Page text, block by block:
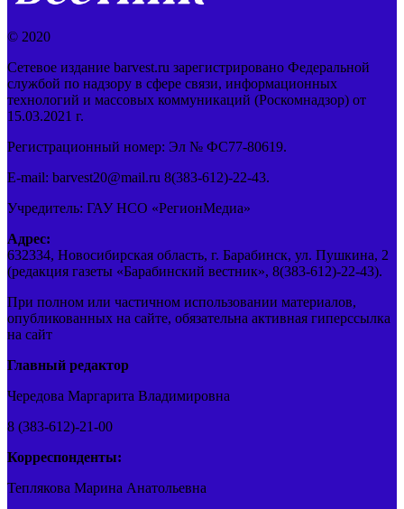
© 2020
Сетевое издание barvest.ru зарегистрировано Федеральной
службой по надзору в сфере связи, информационных
технологий и массовых коммуникаций (Роскомнадзор) от
15.03.2021 г.
Регистрационный номер: Эл № ФС77-80619.
E-mail: barvest20@mail.ru 8(383-612)-22-43.
Учредитель: ГАУ НСО «РегионМедиа»
Адрес:
632334, Новосибирская область, г. Барабинск, ул. Пушкина, 2
(редакция газеты «Барабинский вестник», 8(383-612)-22-43).
При полном или частичном использовании материалов,
опубликованных на сайте, обязательна активная гиперссылка
на сайт
Главный редактор
Чередова Маргарита Владимировна
8 (383-612)-21-00
Корреспонденты:
Теплякова Марина Анатольевна